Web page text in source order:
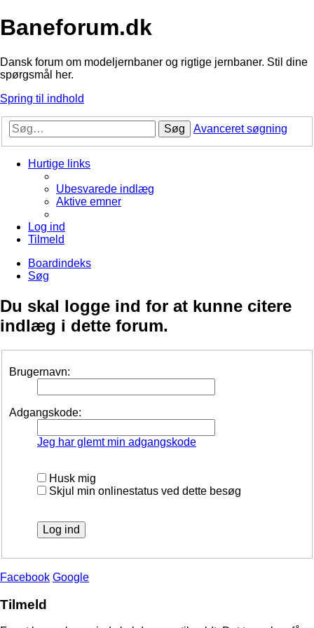
Baneforum.dk
Dansk forum om modeljernbaner og rigtige jernbaner. Stil dine
spørgsmål her.
Spring til indhold
Søg Avanceret søgning
Hurtige links
Ubesvarede indlæg
Aktive emner
Log ind
Tilmeld
Boardindeks
Søg
Du skal logge ind for at kunne citere
indlæg i dette forum.
Brugernavn:
Adgangskode:
Jeg har glemt min adgangskode
Husk mig
Skjul min onlinestatus ved dette besøg
Facebook Google
Tilmeld